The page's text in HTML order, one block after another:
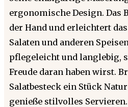
ergonomische Design. Das
der Hand und erleichtert
Salaten und anderen
pflegeleicht und langlebig,
Freude daran haben wirst.
Salatbesteck ein Stück
genieße stilvolles Servieren.